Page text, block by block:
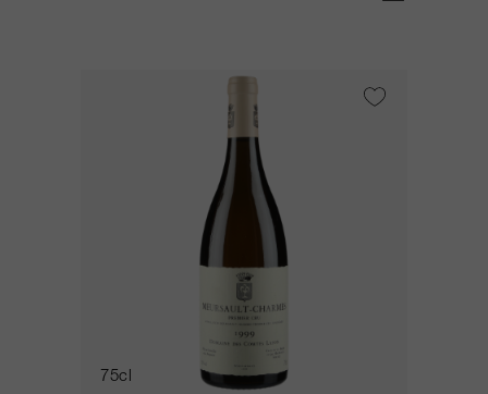
75cl